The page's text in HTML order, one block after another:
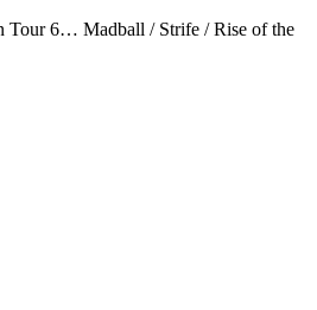
Tour 6… Madball / Strife / Rise of the